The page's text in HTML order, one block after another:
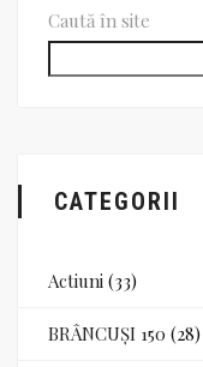
Caută în site
CATEGORII
Actiuni (33)
BRÂNCUȘI 150 (28)